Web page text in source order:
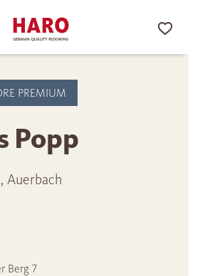
PREMIUM
Popp
Auerbach
Berg 7